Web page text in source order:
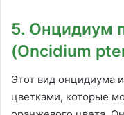
5. Онцидиум
(Oncidium
Этот вид онцидиума
цветками, которые